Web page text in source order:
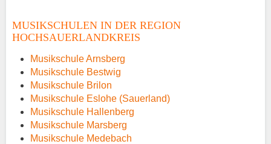
MUSIKSCHULEN IN DER REGION
HOCHSAUERLANDKREIS
Musikschule Arnsberg
Musikschule Bestwig
Musikschule Brilon
Musikschule Eslohe (Sauerland)
Musikschule Hallenberg
Musikschule Marsberg
Musikschule Medebach